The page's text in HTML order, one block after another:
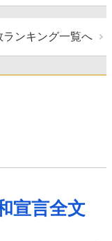
ランキング一覧へ
宣言全文